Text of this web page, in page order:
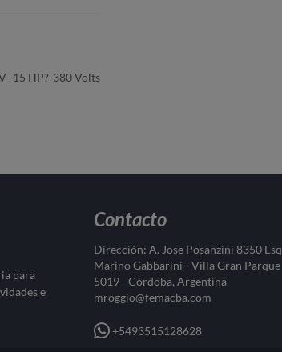
-15 HP?-380 Volts
para
e
Contacto
Dirección: A. Jose Posanzini 8350 Esq
Marino Gabbarini - Villa Gran Parque
5019 - Córdoba, Argentina
mroggio@femacba.com
+5493515128628